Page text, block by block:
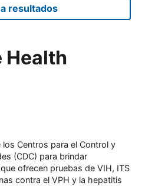
resultados
Health
Centros para el Control y
(CDC) para brindar
ofrecen pruebas de VIH, ITS
contra el VPH y la hepatitis